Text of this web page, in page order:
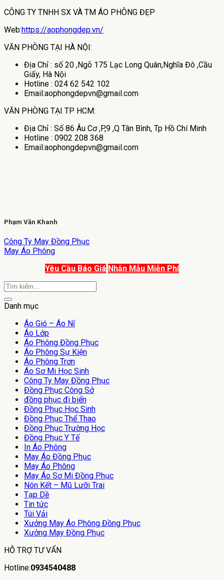
CÔNG TY TNHH SX VÀ TM ÁO PHÔNG ĐẸP
Web:https://aophongdep.vn/
VĂN PHÒNG TẠI HÀ NỘI:
Địa Chỉ : số 20 ,Ngõ 175 Lạc Long Quân,Nghĩa Đô ,Cầu
Giấy, Hà Nội
Hotline : 024 62 542 102
Email:aophongdepvn@gmail.com
VĂN PHÒNG TẠI TP HCM:
Địa Chỉ : Số 86 Âu Cơ ,P,9 ,Q Tân Bình, Tp Hồ Chí Minh
Hotline : 0902 208 368
Email:aophongdepvn@gmail.com
Phạm Văn Khanh
Công Ty May Đồng Phục
May Áo Phông
Yêu Cầu Báo Giá Nhận Mẫu Miễn Phí
Danh mục
Áo Gió – Áo Nỉ
Áo Lớp
Áo Phông Đồng Phục
Áo Phông Sự Kiện
Áo Phông Trơn
Áo Sơ Mi Học Sinh
Công Ty May Đồng Phục
Đồng Phục Công Sở
đồng phục đi biển
Đồng Phục Học Sinh
Đồng Phục Thể Thao
Đồng Phục Trường Học
Đồng Phục Y Tế
In Áo Phông
May Áo Đồng Phục
May Áo Phông
May Áo Sơ Mi Đồng Phục
Nón Kết – Mũ Lưỡi Trai
Tạp Dề
Tin tức
Túi Vải
Xưởng May Áo Phông Đồng Phục
Xưởng May Đồng Phục
HỖ TRỢ TƯ VẤN
Hotline:0934540488